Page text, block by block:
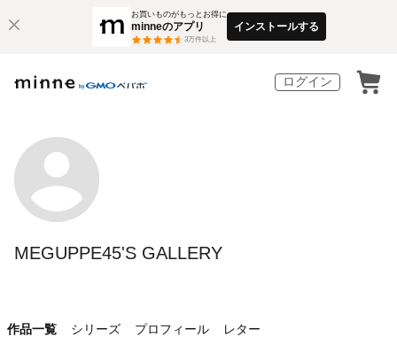
お買いものがもっとお得に
minneのアプリ
3万件以上
インストールする
ログイン
MEGUPPE45'S GALLERY
作品一覧 シリーズ プロフィール レター